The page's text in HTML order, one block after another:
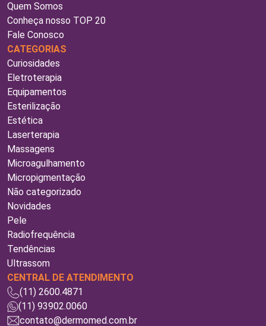
Quem Somos
Conheça nosso TOP 20
Fale Conosco
CATEGORIAS
Curiosidades
Eletroterapia
Equipamentos
Esterilização
Estética
Laserterapia
Massagens
Microagulhamento
Micropigmentação
Não categorizado
Novidades
Pele
Radiofrequência
Tendências
Ultrassom
CENTRAL DE ATENDIMENTO
(11) 2600.4871
(11) 93902.0060
contato@dermomed.com.br